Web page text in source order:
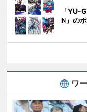
「YU-
N」の
ワ